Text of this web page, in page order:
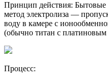
Принцип действия: Бытовые
метод электролиза —
воду в камере с
(обычно титан с
Процесс: